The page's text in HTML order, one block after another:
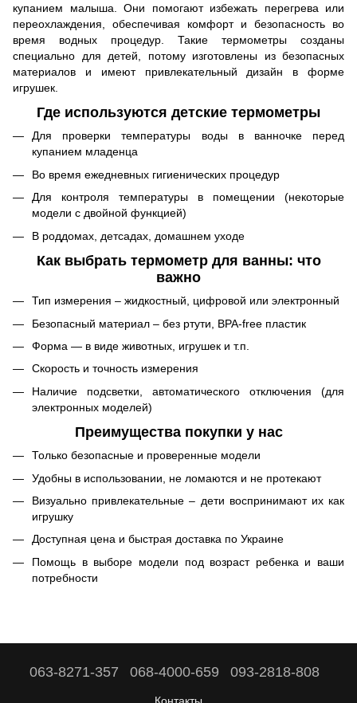
купанием малыша. Они помогают избежать перегрева или
переохлаждения, обеспечивая комфорт и безопасность во
время водных процедур. Такие термометры созданы
специально для детей, потому изготовлены из безопасных
материалов и имеют привлекательный дизайн в форме
игрушек.
Где используются детские термометры
Для проверки температуры воды в ванночке перед
купанием младенца
Во время ежедневных гигиенических процедур
Для контроля температуры в помещении (некоторые
модели с двойной функцией)
В роддомах, детсадах, домашнем уходе
Как выбрать термометр для ванны: что
важно
Тип измерения – жидкостный, цифровой или электронный
Безопасный материал – без ртути, BPA-free пластик
Форма — в виде животных, игрушек и т.п.
Скорость и точность измерения
Наличие подсветки, автоматического отключения (для
электронных моделей)
Преимущества покупки у нас
Только безопасные и проверенные модели
Удобны в использовании, не ломаются и не протекают
Визуально привлекательные – дети воспринимают их как
игрушку
Доступная цена и быстрая доставка по Украине
Помощь в выборе модели под возраст ребенка и ваши
потребности
063-8271-357 068-4000-659 093-2818-808